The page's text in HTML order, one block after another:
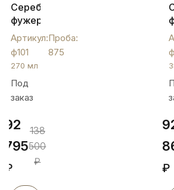
Серебряный
фужер
"Лето",
ф101
Артикул:
ф101
Проба:
875
270 мл
Под
заказ
92
795
₽
138
500
₽
с
₽